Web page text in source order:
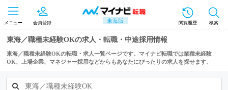
東海版
メニュー 会員登録 閲覧履歴 検索
東海／職種未経験OKの求人・転職・中途採用情報
東海／職種未経験OKの転職・求人一覧ページです。マイナビ転職では業種未経験
OK、上場企業、マネジャー採用などからもあなたにぴったりの求人を探せます。
東海／職種未経験OK